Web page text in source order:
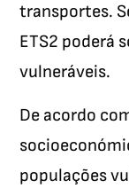
transportes.
ETS2 poderá
vulneráveis.
De acordo
populações